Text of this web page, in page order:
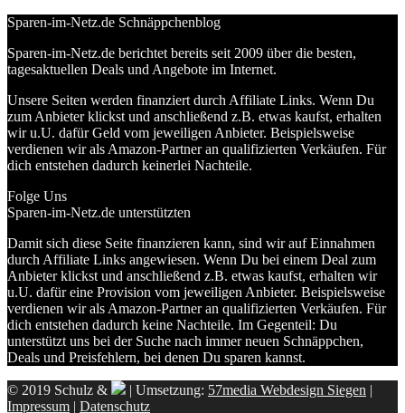
Sparen-im-Netz.de Schnäppchenblog
Sparen-im-Netz.de berichtet bereits seit 2009 über die besten,
tagesaktuellen Deals und Angebote im Internet.
Unsere Seiten werden finanziert durch Affiliate Links. Wenn Du
zum Anbieter klickst und anschließend z.B. etwas kaufst, erhalten
wir u.U. dafür Geld vom jeweiligen Anbieter. Beispielsweise
verdienen wir als Amazon-Partner an qualifizierten Verkäufen. Für
dich entstehen dadurch keinerlei Nachteile.
Folge Uns
Sparen-im-Netz.de unterstützten
Damit sich diese Seite finanzieren kann, sind wir auf Einnahmen
durch Affiliate Links angewiesen. Wenn Du bei einem Deal zum
Anbieter klickst und anschließend z.B. etwas kaufst, erhalten wir
u.U. dafür eine Provision vom jeweiligen Anbieter. Beispielsweise
verdienen wir als Amazon-Partner an qualifizierten Verkäufen. Für
dich entstehen dadurch keine Nachteile. Im Gegenteil: Du
unterstützt uns bei der Suche nach immer neuen Schnäppchen,
Deals und Preisfehlern, bei denen Du sparen kannst.
© 2019 Schulz & | Umsetzung: 57media Webdesign Siegen |
Impressum | Datenschutz